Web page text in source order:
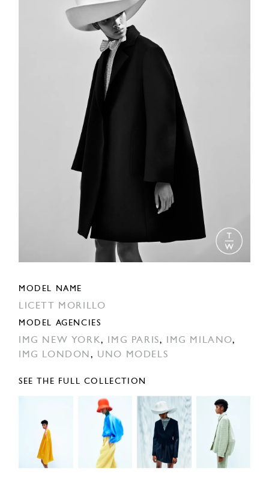
MODEL NAME
LICETT MORILLO
MODEL AGENCIES
IMG NEW YORK, IMG PARIS, IMG MILANO,
IMG LONDON , UNO MODELS
SEE THE FULL COLLECTION